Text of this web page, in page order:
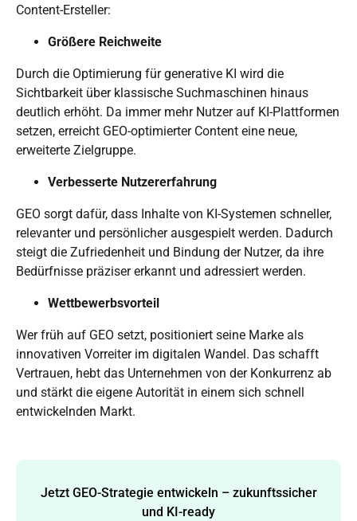
Content-Ersteller:
Größere Reichweite
Durch die Optimierung für generative KI wird die
Sichtbarkeit über klassische Suchmaschinen hinaus
deutlich erhöht. Da immer mehr Nutzer auf KI-Plattformen
setzen, erreicht GEO-optimierter Content eine neue,
erweiterte Zielgruppe.
Verbesserte Nutzererfahrung
GEO sorgt dafür, dass Inhalte von KI-Systemen schneller,
relevanter und persönlicherausgespielt werden. Dadurch
steigt die Zufriedenheit und Bindung der Nutzer, da ihre
Bedürfnisse präziser erkannt und adressiert werden.
Wettbewerbsvorteil
Wer früh auf GEO setzt, positioniert seine Marke als
innovativen Vorreiter im digitalen Wandel. Das schafft
Vertrauen, hebt das Unternehmen von der Konkurrenz ab
und stärkt die eigene Autorität in einem sich schnell
entwickelnden Markt.
Jetzt GEO-Strategie entwickeln – zukunftssicher
und KI-ready